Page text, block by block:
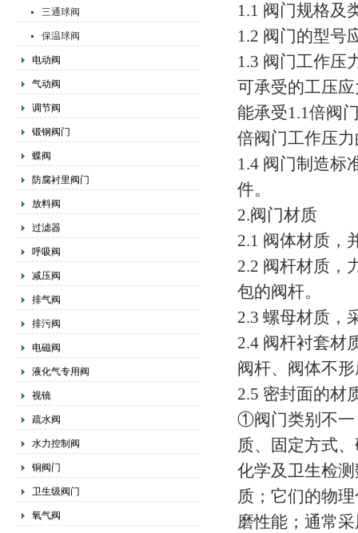
三通球阀
保温球阀
电动阀
气动阀
调节阀
锻钢阀门
蝶阀
防腐衬里阀门
放料阀
过滤器
呼吸阀
减压阀
排气阀
排污阀
电磁阀
液化气专用阀
视镜
疏水阀
水力控制阀
铜阀门
卫生级阀门
氧气阀
1.1 阀门规格及
1.2 阀门的型号
1.3 阀门工作压
可承受的工压
能承受1.1倍阀
倍阀门工作压
1.4 阀门制造标
件。
2.阀门材质
2.1 阀体材质，
2.2 阀杆材质，
包的阀杆。
2.3 螺母材质，
2.4 阀杆衬套材
阀杆、阀体不
2.5 密封面的材
①阀门类别不一
质、固定方式
化学及卫生检
质；它们的物
磨性能；通常